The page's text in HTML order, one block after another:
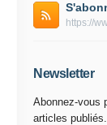
https://
Newsletter
Abonnez-vous
articles publiés.